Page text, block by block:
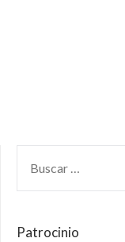
Patrocinio